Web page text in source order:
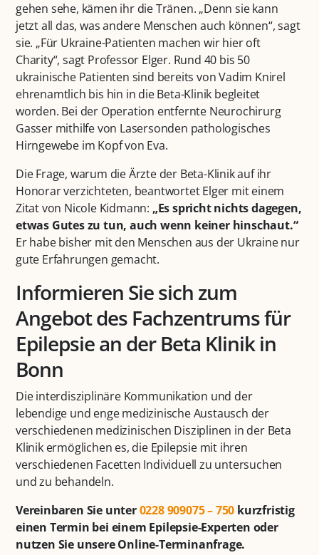
gehen sehe, kämen ihr die Tränen. „Denn sie kann
jetzt all das, was andere Menschen auch können“, sagt
sie. „Für Ukraine-Patienten machen wir hier oft
Charity“, sagt Professor Elger. Rund 40 bis 50
ukrainische Patienten sind bereits von Vadim Knirel
ehrenamtlich bis hin in die Beta-Klinik begleitet
worden. Bei der Operation entfernte Neurochirurg
Gasser mithilfe von Lasersonden pathologisches
Hirngewebe im Kopf von Eva.
Die Frage, warum die Ärzte der Beta-Klinik auf ihr
Honorar verzichteten, beantwortet Elger mit einem
Zitat von Nicole Kidmann: „Es spricht nichts dagegen,
etwas Gutes zu tun, auch wenn keiner hinschaut.“
Er habe bisher mit den Menschen aus der Ukraine nur
gute Erfahrungen gemacht.
Informieren Sie sich zum
Angebot des Fachzentrums für
Epilepsie an der Beta Klinik in
Bonn
Die interdisziplinäre Kommunikation und der
lebendige und enge medizinische Austausch der
verschiedenen medizinischen Disziplinen in der Beta
Klinik ermöglichen es, die Epilepsie mit ihren
verschiedenen Facetten Individuell zu untersuchen
und zu behandeln.
Vereinbaren Sie unter0228 909075 – 750 kurzfristig
einen Termin bei einem Epilepsie-Experten oder
nutzen Sie unsere Online-Terminanfrage.